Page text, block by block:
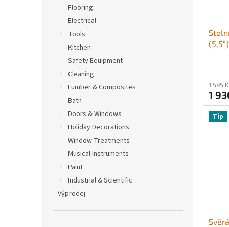
Flooring
Electrical
Tools
Kitchen
Safety Equipment
Cleaning
Lumber & Composites
Bath
Doors & Windows
Holiday Decorations
Window Treatments
Musical Instruments
Paint
Industrial & Scientific
Výprodej
z
pro
1 595
1
Tip